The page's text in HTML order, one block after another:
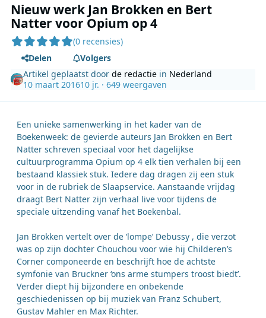
Nieuw werk Jan Brokken en Bert
Natter voor Opium op 4
(0 recensies)
Delen
Volgers
Artikel geplaatst doorde redactie in Nederland
10 maart 201610 jr. · 649 weergaven
Een unieke samenwerking in het kader van de
Boekenweek: de gevierde auteurs Jan Brokken en Bert
Natter schreven speciaal voor het dagelijkse
cultuurprogramma Opium op 4 elk tien verhalen bij een
bestaand klassiek stuk. Iedere dag dragen zij een stuk
voor in de rubriek de Slaapservice. Aanstaande vrijdag
draagt Bert Natter zijn verhaal live voor tijdens de
speciale uitzending vanaf het Boekenbal.
Jan Brokken vertelt over de ‘lompe’ Debussy , die verzot
was op zijn dochter Chouchou voor wie hij Childeren’s
Corner componeerde en beschrijft hoe de achtste
symfonie van Bruckner ‘ons arme stumpers troost biedt’.
Verder diept hij bijzondere en onbekende
geschiedenissen op bij muziek van Franz Schubert,
Gustav Mahler en Max Richter.